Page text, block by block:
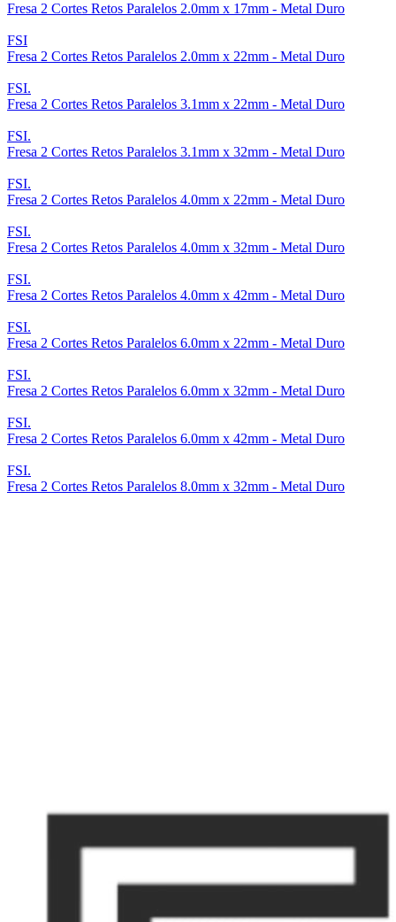
Fresa 2 Cortes Retos Paralelos 2.0mm x 17mm - Metal Duro
FSI
Fresa 2 Cortes Retos Paralelos 2.0mm x 22mm - Metal Duro
FSI.
Fresa 2 Cortes Retos Paralelos 3.1mm x 22mm - Metal Duro
FSI.
Fresa 2 Cortes Retos Paralelos 3.1mm x 32mm - Metal Duro
FSI.
Fresa 2 Cortes Retos Paralelos 4.0mm x 22mm - Metal Duro
FSI.
Fresa 2 Cortes Retos Paralelos 4.0mm x 32mm - Metal Duro
FSI.
Fresa 2 Cortes Retos Paralelos 4.0mm x 42mm - Metal Duro
FSI.
Fresa 2 Cortes Retos Paralelos 6.0mm x 22mm - Metal Duro
FSI.
Fresa 2 Cortes Retos Paralelos 6.0mm x 32mm - Metal Duro
FSI.
Fresa 2 Cortes Retos Paralelos 6.0mm x 42mm - Metal Duro
FSI.
Fresa 2 Cortes Retos Paralelos 8.0mm x 32mm - Metal Duro